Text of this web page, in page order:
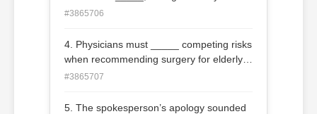
improved public health while expanding
(C) paradoxical (D) sabbatical
#3865706
4. Physicians must _____ competing risks
when recommending surgery for elderly
patients with several chronic conditions.
#3865707
5. The spokesperson’s apology sounded